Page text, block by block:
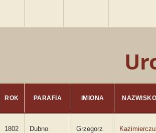
ROK PARAFIA IMIONA NAZWISKO
1802 Dubno Grzegorz